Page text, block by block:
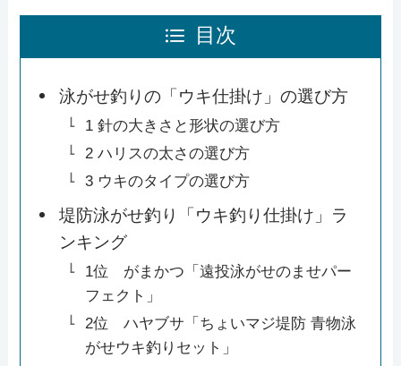
目次
泳がせ釣りの「ウキ仕掛け」の選び方
1 針の大きさと形状の選び方
2 ハリスの太さの選び方
3 ウキのタイプの選び方
堤防泳がせ釣り「ウキ釣り仕掛け」ラ
ンキング
1位 がまかつ「遠投泳がせのませパー
フェクト」
2位 ハヤブサ「ちょいマジ堤防 青物泳
がせウキ釣りセット」